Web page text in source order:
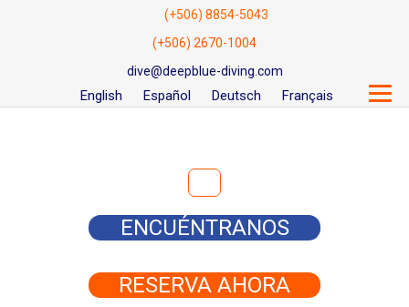
(+506) 8854-5043
(+506) 2670-1004
dive@deepblue-diving.com
English Español Deutsch Français
Buscar:
ENCUÉNTRANOS
RESERVA AHORA